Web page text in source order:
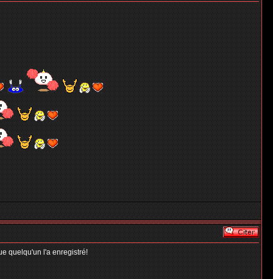
quelqu'un l'a enregistré!